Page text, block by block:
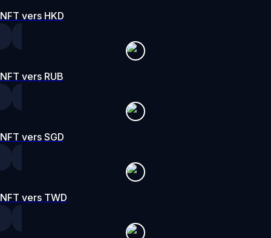
NFT vers HKD
NFT vers RUB
NFT vers SGD
NFT vers TWD